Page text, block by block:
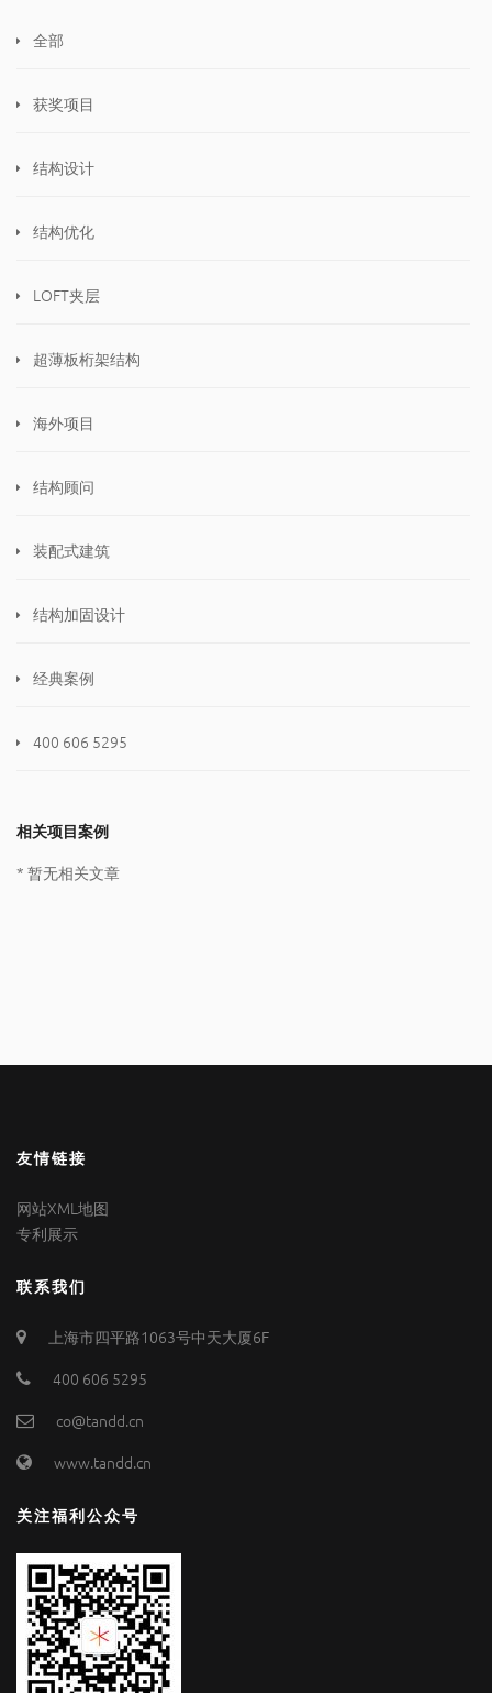
全部
获奖项目
结构设计
结构优化
LOFT夹层
超薄板桁架结构
海外项目
结构顾问
装配式建筑
结构加固设计
经典案例
400 606 5295
相关项目案例
* 暂无相关文章
友情链接
网站XML地图
专利展示
联系我们
上海市四平路1063号中天大厦6F
400 606 5295
co@tandd.cn
www.tandd.cn
关注福利公众号